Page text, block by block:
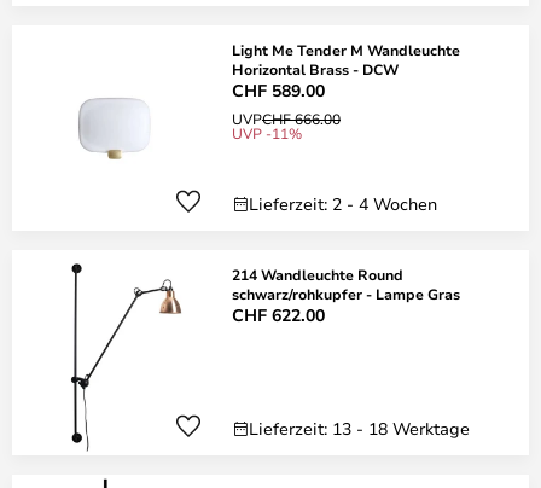
Light Me Tender M Wandleuchte
Horizontal Brass - DCW
CHF 589.00
UVPCHF 666.00
UVP -11%
Lieferzeit: 2 - 4 Wochen
214 Wandleuchte Round
schwarz/rohkupfer - Lampe Gras
CHF 622.00
Lieferzeit: 13 - 18 Werktage